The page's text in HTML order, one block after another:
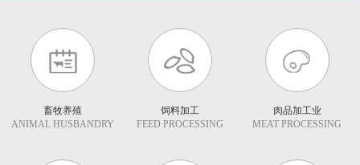
畜牧养殖
ANIMAL HUSBANDRY
饲料加工
FEED PROCESSING
肉品加工业
MEAT PROCESSING